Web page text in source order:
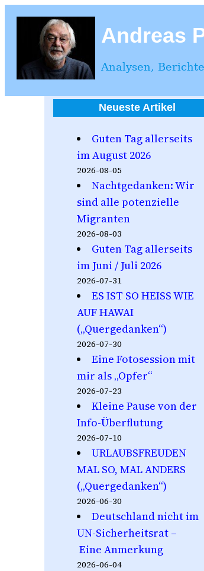
springen
Andreas
Analysen,
Neueste Artikel
Guten Tag allerseits
im August 2026
2026-08-05
Nachtgedanken: Wir
sind alle potenzielle
Migranten
2026-08-03
Guten Tag allerseits
im Juni / Juli 2026
2026-07-31
ES IST SO HEISS WIE
AUF HAWAI
(„Quergedanken“)
2026-07-30
Eine Fotosession mit
mir als „Opfer“
2026-07-23
Kleine Pause von der
Info-Überflutung
2026-07-10
URLAUBSFREUDEN
MAL SO, MAL ANDERS
(„Quergedanken“)
2026-06-30
Deutschland nicht im
UN-Sicherheitsrat –
Eine Anmerkung
2026-06-04